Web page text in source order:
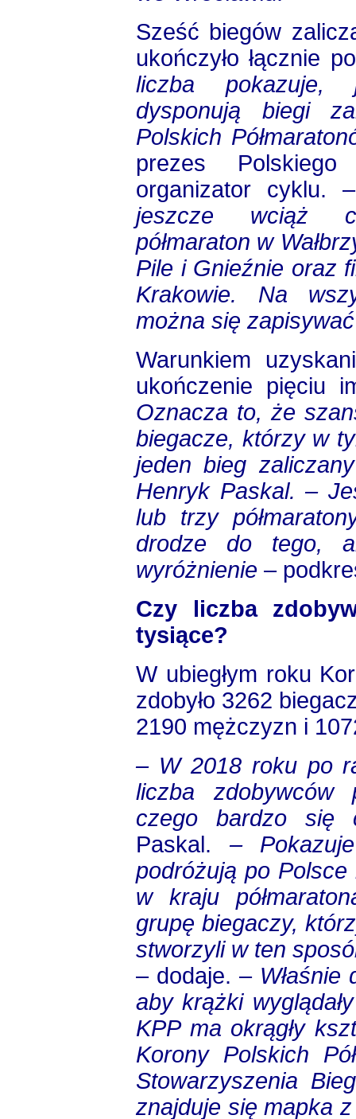
Sześć biegów
ukończyło łącznie
liczba pokazuje,
dysponują biegi
Polskich
prezes Polskiego
organizator cyklu.
jeszcze wciąż
półmaraton w
Pile i Gnieźnie oraz
Krakowie. Na
można się zapisywać
Warunkiem
ukończenie pięciu
Oznacza to, że
biegacze, którzy w
jeden bieg
Henryk Paskal. –
lub trzy
drodze do tego,
wyróżnienie –
Czy liczba
tysiące?
W ubiegłym roku
zdobyło 3262
2190 mężczyzn i
– W 2018 roku po
liczba zdobywców
czego bardzo się
Paskal. –
podróżują po
w kraju
grupę biegaczy,
stworzyli w ten
– dodaje. –
aby krążki
KPP ma okrągły
Korony Polskich
Stowarzyszenia
znajduje się mapka